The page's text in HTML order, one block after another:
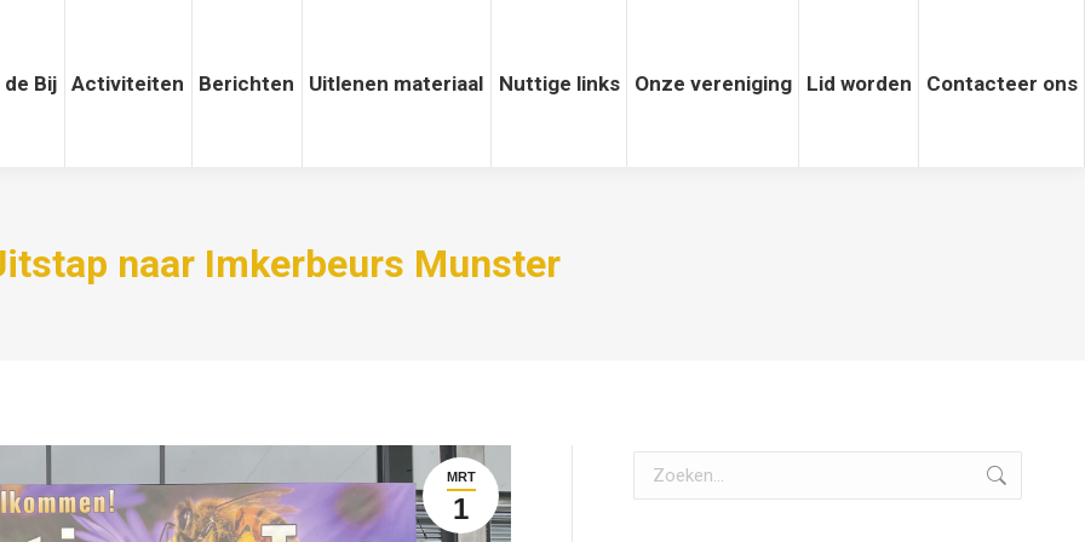
de Bij Activiteiten Berichten Uitlenen materiaal Nuttige links Onze vereniging Lid worden Contacteer ons
naar Imkerbeurs Munster
MRT
1
Zoeken:
Activiteiten Berichten Uitlenen materiaal Nuttige links Onze vereniging Lid worden Contacteer ons